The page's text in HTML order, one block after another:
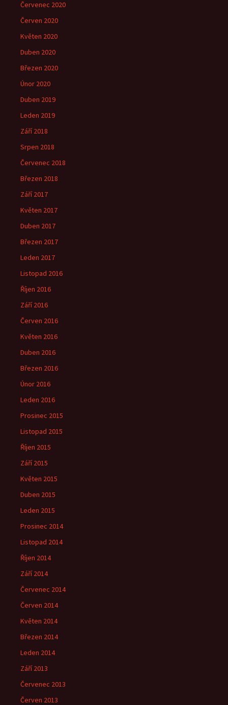
Červenec 2020
Červen 2020
Květen 2020
Duben 2020
Březen 2020
Únor 2020
Duben 2019
Leden 2019
Září 2018
Srpen 2018
Červenec 2018
Březen 2018
Září 2017
Květen 2017
Duben 2017
Březen 2017
Leden 2017
Listopad 2016
Říjen 2016
Září 2016
Červen 2016
Květen 2016
Duben 2016
Březen 2016
Únor 2016
Leden 2016
Prosinec 2015
Listopad 2015
Říjen 2015
Září 2015
Květen 2015
Duben 2015
Leden 2015
Prosinec 2014
Listopad 2014
Říjen 2014
Září 2014
Červenec 2014
Červen 2014
Květen 2014
Březen 2014
Leden 2014
Září 2013
Červenec 2013
Červen 2013